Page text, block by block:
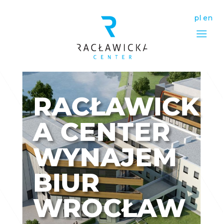
pl en
RACŁAWICK
A CENTER
WYNAJEM
BIUR
WROCŁAW